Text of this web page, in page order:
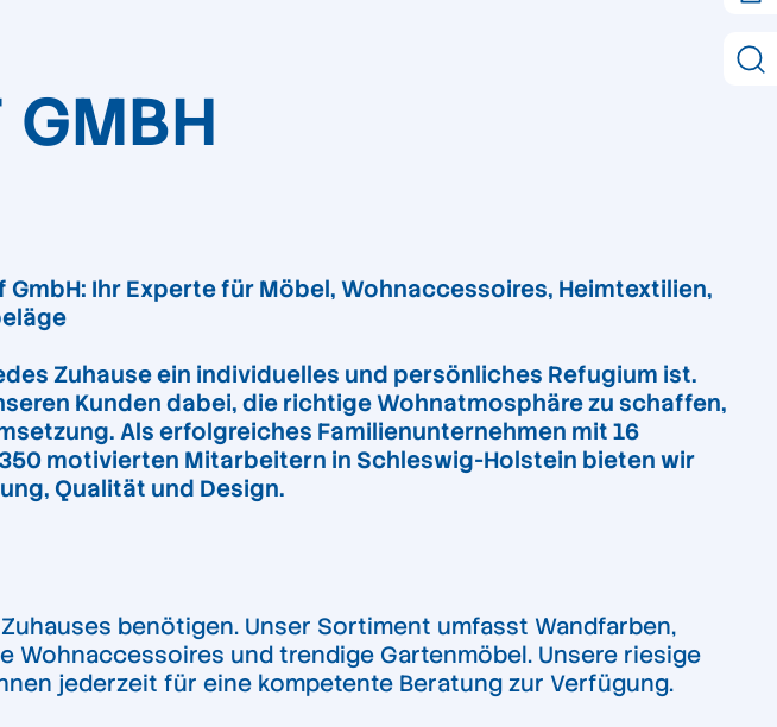
GmbH: Ihr Experte für Möbel, Wohnaccessoires, Heimtextilien,
Zuhause ein individuelles und persönliches Refugium ist.
Kunden dabei, die richtige Wohnatmosphäre zu schaffen,
Als erfolgreiches Familienunternehmen mit 16
motivierten Mitarbeitern in Schleswig-Holstein bieten wir
Qualität und Design.
benötigen. Unser Sortiment umfasst Wandfarben,
Wohnaccessoires und trendige Gartenmöbel. Unsere riesige
jederzeit für eine kompetente Beratung zur Verfügung.